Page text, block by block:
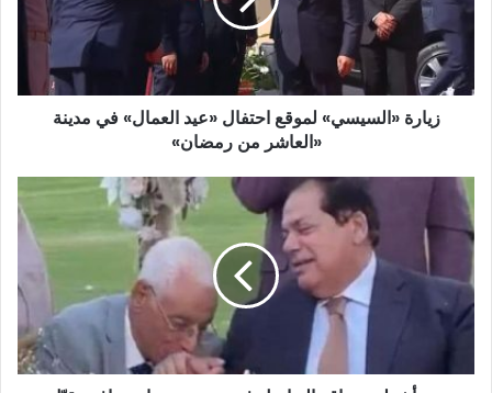
مدينة
«العاشر
زيارة «السيسي» لموقع احتفال «عيد العمال» في مدينة
«العاشر من رمضان»
صورة
أشعلت
مواقع
في
مصر...حسام
موافي
يد